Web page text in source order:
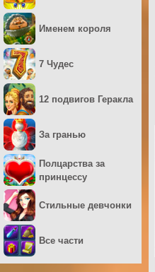
Именем короля
7 Чудес
12 подвигов Геракла
За гранью
Полцарства за
принцессу
Стильные девчонки
Все части